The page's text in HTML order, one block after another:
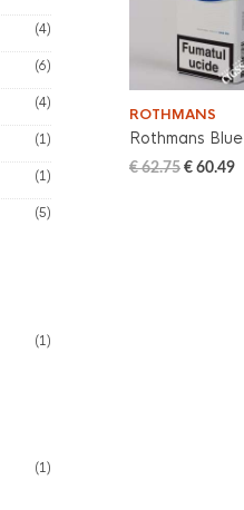
(4)
(6)
(4)
(1)
(1)
(5)
(1)
(1)
ROTHMANS
Rothmans Blue
€62.75 € 60.49